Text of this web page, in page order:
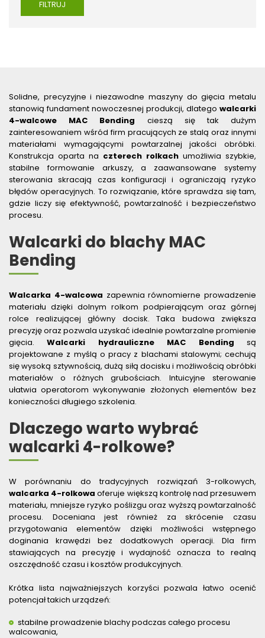
SPĘCZARKI
STOJAKI
URZĄDZENIA WIELOCZYNNOŚCIOWE
WALCARKI DO BLACHY
WALCARKI DO BLACHY MAC BENDING
WALCARKI DO BLACHY METALLKRAFT
WIERTARKI KOLUMNOWE, SŁUPOWE, STOŁOWE
WIERTARKI MAGNETYCZNE
WIERTARKO - FREZARKI STOŁOWE DO METALU, WIELOFUNKCYJNE
WYKRAWARKI DO BLACHY, PNEUMATYCZNE
ŻŁOBIARKI DO BLACHY
WYPOSAŻENIE DODATKOWE METALLKRAFT
WYPOSAŻENIE DODATKOWE OPTIMUM
URZĄDZENIA WARSZTATOWE I TRANSPORTOWE
SPRZĘT CZYSZCZĄCY
SPRĘŻARKI I NARZĘDZIA PNEUMATYCZNE
SPRZĘT SPAWALNICZY
RÓŻNE OKAZJE
KOSZT DOSTAWY
FILTRUJ
Solidne, precyzyjne i niezawodne maszyny do gięcia metalu
stanowią fundament nowoczesnej produkcji, dlatego walcarki
4-walcowe MAC Bending cieszą się tak dużym
zainteresowaniem wśród firm pracujących ze stalą oraz innymi
materiałami wymagającymi powtarzalnej jakości obróbki.
Konstrukcja oparta na czterech rolkach umożliwia szybkie,
stabilne formowanie arkuszy, a zaawansowane systemy
sterowania skracają czas konfiguracji i ograniczają ryzyko
błędów operacyjnych. To rozwiązanie, które sprawdza się tam,
gdzie liczy się efektywność, powtarzalność i bezpieczeństwo
procesu.
Walcarki do blachy MAC
Bending
Walcarka 4-walcowa zapewnia równomierne prowadzenie
materiału dzięki dolnym rolkom podpierającym oraz górnej
rolce realizującej główny docisk. Taka budowa zwiększa
precyzję oraz pozwala uzyskać idealnie powtarzalne promienie
gięcia.Walcarki hydrauliczne MAC Bending są
projektowane z myślą o pracy z blachami stalowymi; cechują
się wysoką sztywnością, dużą siłą docisku i możliwością obróbki
materiałów o różnych grubościach. Intuicyjne sterowanie
ułatwia operatorom wykonywanie złożonych elementów bez
konieczności długiego szkolenia.
Dlaczego warto wybrać
walcarki 4-rolkowe?
W porównaniu do tradycyjnych rozwiązań 3-rolkowych,
walcarka 4-rolkowa oferuje większą kontrolę nad przesuwem
materiału, mniejsze ryzyko poślizgu oraz wyższą powtarzalność
procesu. Doceniana jest również za skrócenie czasu
przygotowania elementów dzięki możliwości wstępnego
doginania krawędzi bez dodatkowych operacji. Dla firm
stawiających na precyzję i wydajność oznacza to realną
oszczędność czasu i kosztów produkcyjnych.
Krótka lista najważniejszych korzyści pozwala łatwo ocenić
potencjał takich urządzeń:
stabilne prowadzenie blachy podczas całego procesu
walcowania,